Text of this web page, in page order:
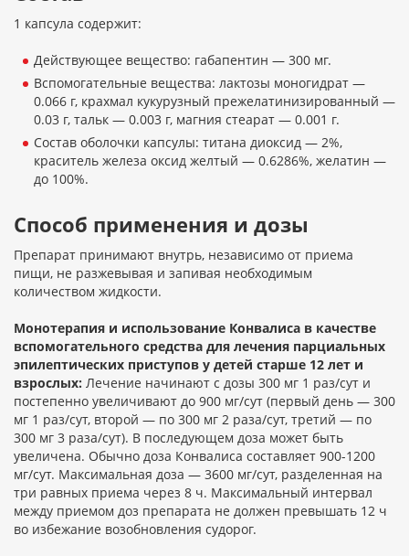
1 капсула содержит:
Действующее вещество: габапентин — 300 мг.
Вспомогательные вещества: лактозы моногидрат —
0.066 г, крахмал кукурузный прежелатинизированный —
0.03 г, тальк — 0.003 г, магния стеарат — 0.001 г.
Состав оболочки капсулы: титана диоксид — 2%,
краситель железа оксид желтый — 0.6286%, желатин —
до 100%.
Способ применения и дозы
Препарат принимают внутрь, независимо от приема
пищи, не разжевывая и запивая необходимым
количеством жидкости.
Монотерапия и использование Конвалиса в качестве
вспомогательного средства для лечения парциальных
эпилептических приступов у детей старше 12 лет и
взрослых: Лечение начинают с дозы 300 мг 1 раз/сут и
постепенно увеличивают до 900 мг/сут (первый день — 300
мг 1 раз/сут, второй — по 300 мг 2 раза/сут, третий — по
300 мг 3 раза/сут). В последующем доза может быть
увеличена. Обычно доза Конвалиса составляет 900-1200
мг/сут. Максимальная доза — 3600 мг/сут, разделенная на
три равных приема через 8 ч. Максимальный интервал
между приемом доз препарата не должен превышать 12 ч
во избежание возобновления судорог.